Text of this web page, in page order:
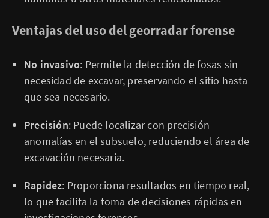
Ventajas del uso del georradar forense
No invasivo: Permite la detección de fosas sin
necesidad de excavar, preservando el sitio hasta
que sea necesario.
Precisión: Puede localizar con precisión
anomalías en el subsuelo, reduciendo el área de
excavación necesaria.
Rapidez: Proporciona resultados en tiempo real,
lo que facilita la toma de decisiones rápidas en